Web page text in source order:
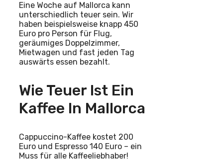
Eine Woche auf Mallorca kann
unterschiedlich teuer sein. Wir
haben beispielsweise knapp 450
Euro pro Person für Flug,
geräumiges Doppelzimmer,
Mietwagen und fast jeden Tag
auswärts essen bezahlt.
Wie Teuer Ist Ein
Kaffee In Mallorca
Cappuccino-Kaffee kostet 200
Euro und Espresso 140 Euro – ein
Muss für alle Kaffeeliebhaber!